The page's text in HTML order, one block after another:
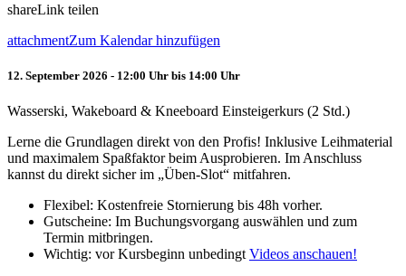
shareLink teilen
attachmentZum Kalendar hinzufügen
12. September 2026 - 12:00 Uhr bis 14:00 Uhr
Wasserski, Wakeboard & Kneeboard Einsteigerkurs (2 Std.)
Lerne die Grundlagen direkt von den Profis! Inklusive Leihmaterial
und maximalem Spaßfaktor beim Ausprobieren. Im Anschluss
kannst du direkt sicher im „Üben-Slot“ mitfahren.
Flexibel: Kostenfreie Stornierung bis 48h vorher.
Gutscheine: Im Buchungsvorgang auswählen und zum
Termin mitbringen.
Wichtig: vor Kursbeginn unbedingt Videos anschauen!